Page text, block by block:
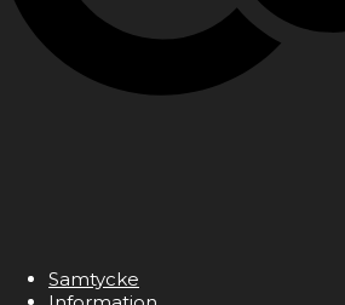
Samtycke